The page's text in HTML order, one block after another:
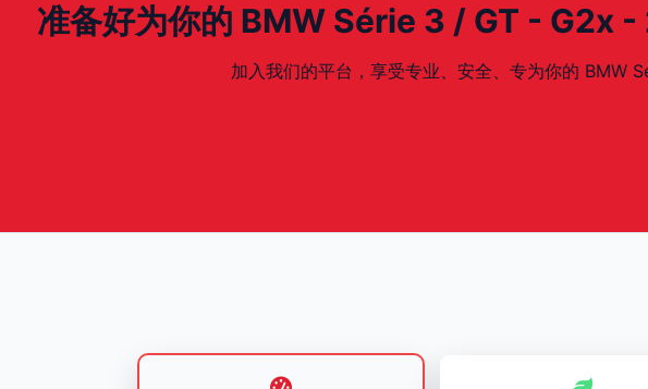
准备好为你的 BMW Série 3 / GT - G2x
加入我们的平台，享受专业、安全、专为你的